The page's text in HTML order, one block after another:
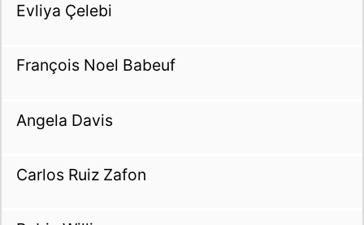
Evliya Çelebi
François Noel Babeuf
Angela Davis
Carlos Ruiz Zafon